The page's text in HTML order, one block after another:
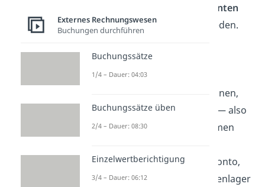
Aktivkonten
undPassivkonten
unterschieden.
Aktivkonten
Maschinen,
Fahrzeuge, Grundstücke — also
alles, was dem Unternehmen
Umlaufvermögen:
Bankkonto,
Kasse, Forderungen, Warenlager
Externes Rechnungswesen
Buchungen durchführen
Buchungssätze
1/4 – Dauer: 04:03
Buchungssätze üben
2/4 – Dauer: 08:30
Einzelwertberichtigung
3/4 – Dauer: 06:12